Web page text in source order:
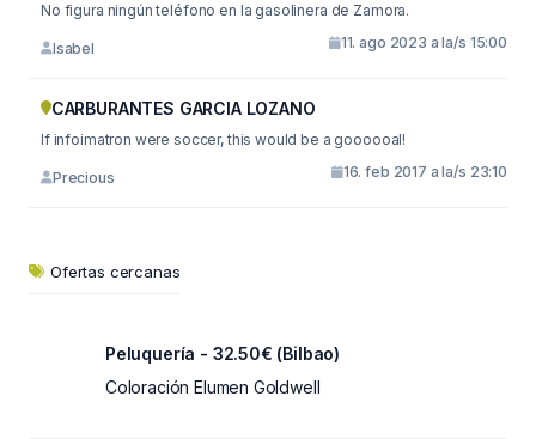
No figura ningún teléfono en la gasolinera de Zamora.
Isabel 11. ago 2023 a la/s 15:00
CARBURANTES GARCIA LOZANO
If infoimatron were soccer, this would be a goooooal!
Precious 16. feb 2017 a la/s 23:10
Ofertas cercanas
Peluquería - 32.50€ (Bilbao)
Coloración Elumen Goldwell